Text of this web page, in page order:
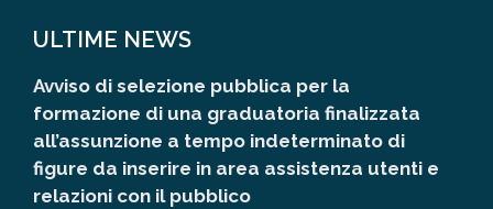
ULTIME NEWS
Avviso di selezione pubblica per la
formazione di una graduatoria finalizzata
all’assunzione a tempo indeterminato di
figure da inserire in area assistenza utenti e
relazioni con il pubblico